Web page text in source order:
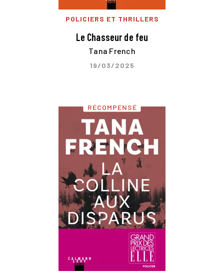
POLICIERS ET THRILLERS
Le Chasseur de feu
Tana French
19/03/2025
RÉCOMPENSÉ